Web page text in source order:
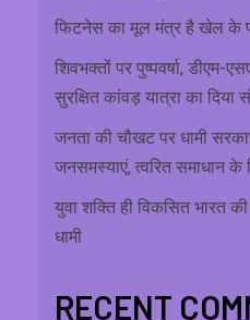
फिटनेस का मूल मंत्र है खेल के
शिवभक्तों पर पुष्पवर्षा, डीएम-
सुरक्षित कांवड़ यात्रा का दिया
जनता की चौखट पर धामी
जनसमस्याएं, त्वरित समाधान के
युवा शक्ति ही विकसित भारत
धामी
RECENT